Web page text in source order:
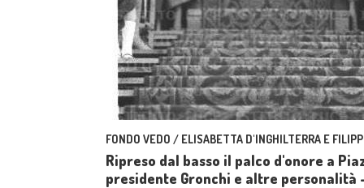
FONDO VEDO / ELISABETTA D'INGHILTERRA E
Ripreso dal basso il palco d'onore a
presidente Gronchi e altre personalità